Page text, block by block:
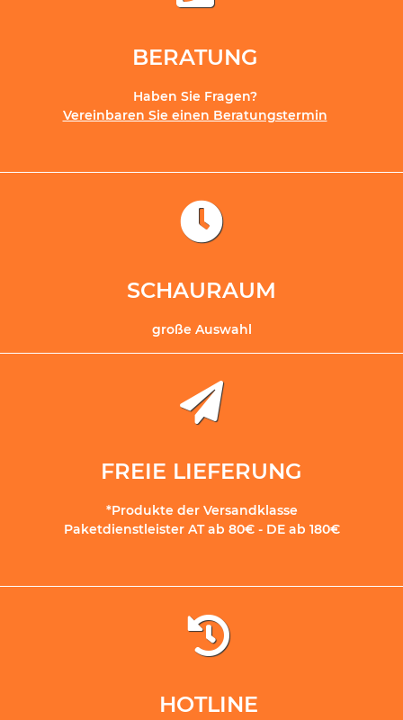
BERATUNG
Haben Sie Fragen?
Vereinbaren Sie einen Beratungstermin
SCHAURAUM
große Auswahl
FREIE LIEFERUNG
*Produkte der Versandklasse
Paketdienstleister AT ab 80€ - DE ab 180€
HOTLINE